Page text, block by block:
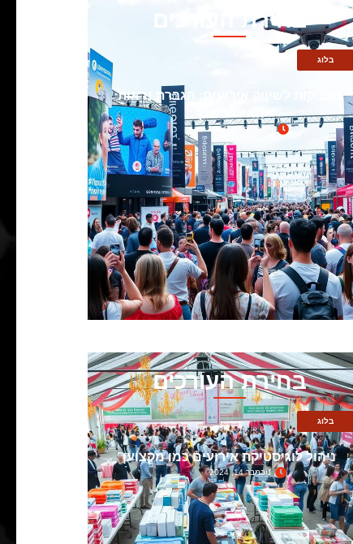
בחירת העורכים
בלוג
טכניקות לשיווק אירועים: הגברת נראות
אוקטובר 18, 2024
בחירת העורכים
בלוג
ניהול לוגיסטיקת אירועים כמו מקצוען
נובמבר 14, 2024